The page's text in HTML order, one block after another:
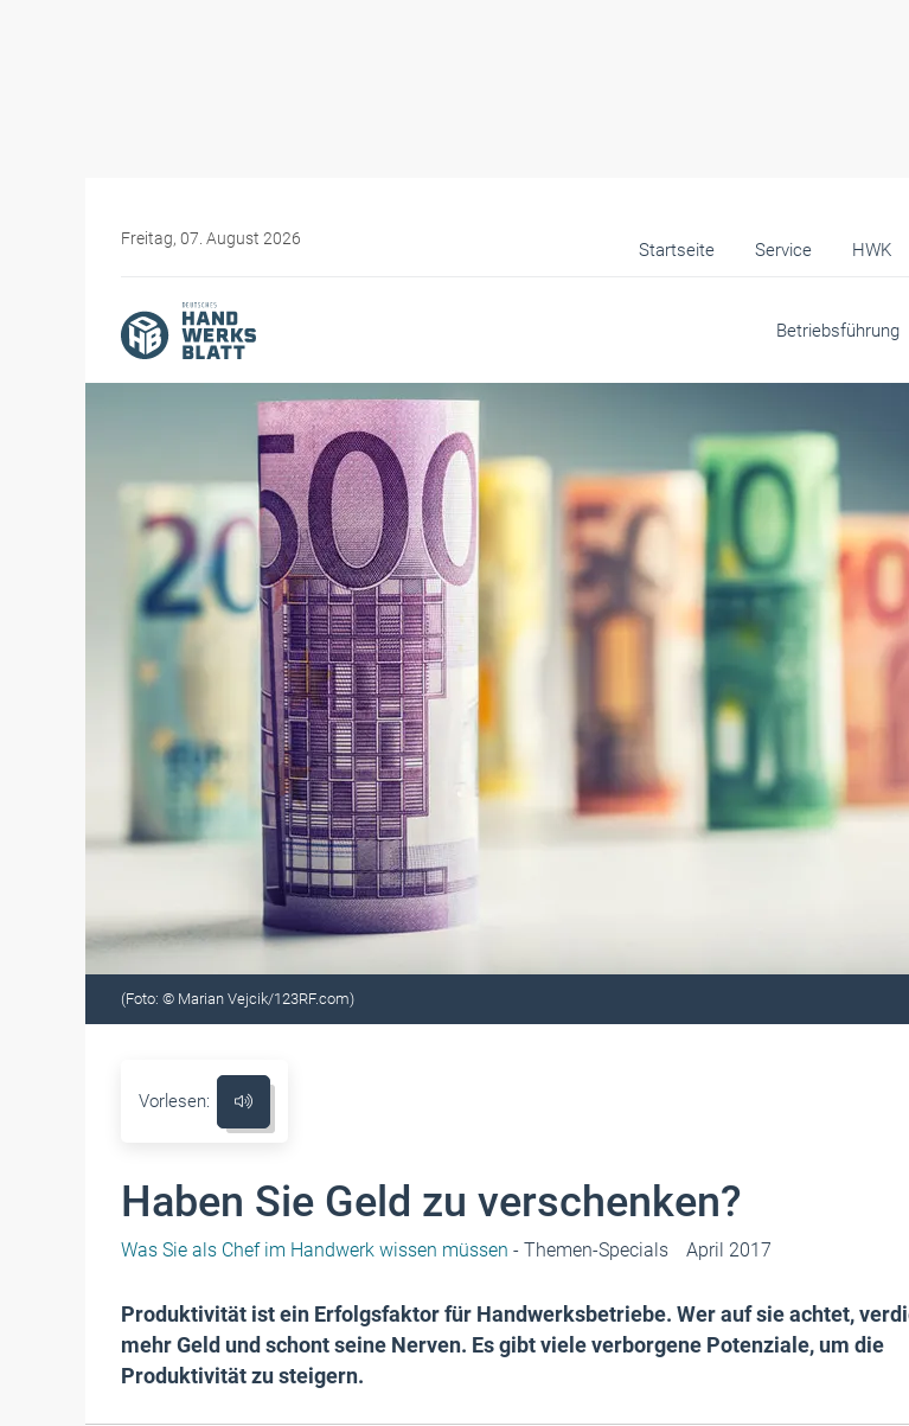
Freitag, 07. August 2026
Startseite Service HWK
Betriebsführung
(Foto: © Marian Vejcik/123RF.com)
Vorlesen:
Haben Sie Geld zu verschenken?
Was Sie als Chef im Handwerk wissen müssen - Themen-Specials April 2017
Produktivität ist ein Erfolgsfaktor für Handwerksbetriebe. Wer auf sie achtet,
mehr Geld und schont seine Nerven. Es gibt viele verborgene Potenziale, um die
Produktivität zu steigern.